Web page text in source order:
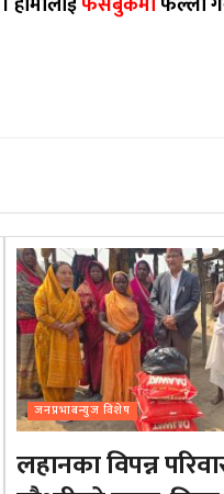
जनप्रभाबन्युज विशेष
लहानका विपन्न